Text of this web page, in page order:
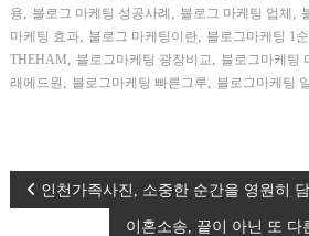
용
블로그 마케팅 성공사례 블로그 마케팅 업체
마케팅 효과, 블로그 마케팅이란, 블로그마케팅 1
THEHAM
블로그마케팅 광장비교 블로그마케팅
래에드원
블로그마케팅 빠른그루 블로그마케팅
글 인천가족사진, 소중한 순간을 영원히
이혼소송, 끝이 아닌 또 다